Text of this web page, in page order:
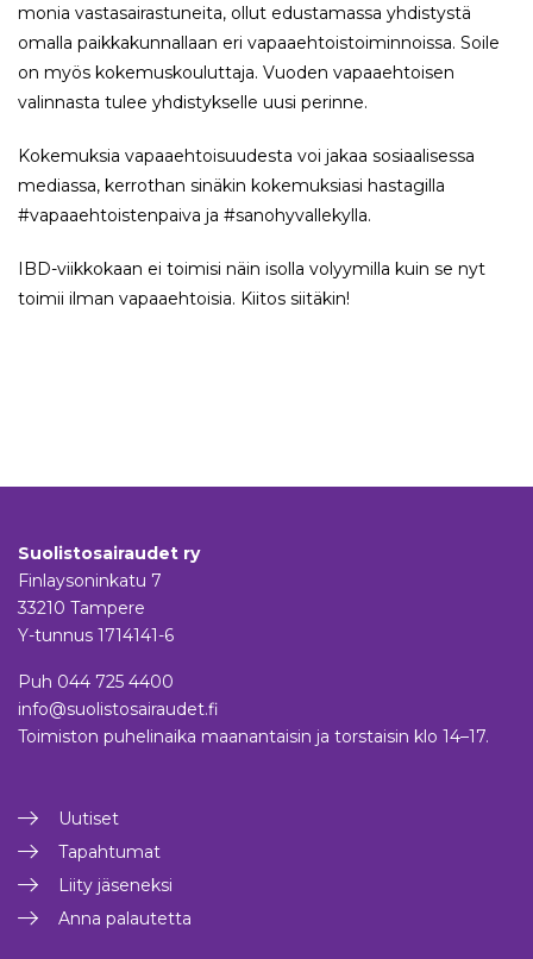
monia vastasairastuneita, ollut edustamassa yhdistystä
omalla paikkakunnallaan eri vapaaehtoistoiminnoissa. Soile
on myös kokemuskouluttaja. Vuoden vapaaehtoisen
valinnasta tulee yhdistykselle uusi perinne.
Kokemuksia vapaaehtoisuudesta voi jakaa sosiaalisessa
mediassa, kerrothan sinäkin kokemuksiasi hastagilla
#vapaaehtoistenpaiva ja #sanohyvallekylla.
IBD-viikkokaan ei toimisi näin isolla volyymilla kuin se nyt
toimii ilman vapaaehtoisia. Kiitos siitäkin!
Suolistosairaudet ry
Finlaysoninkatu 7
33210 Tampere
Y-tunnus 1714141-6
Puh 044 725 4400
info@suolistosairaudet.fi
Toimiston puhelinaika maanantaisin ja torstaisin klo 14–17.
Uutiset
Tapahtumat
Liity jäseneksi
Anna palautetta